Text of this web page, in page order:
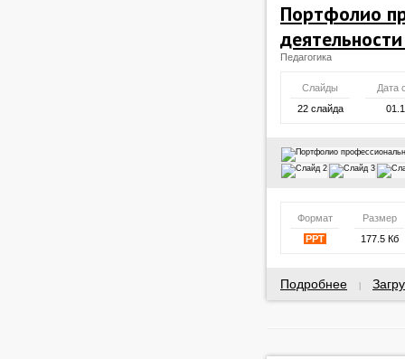
Портфолио
Педагогика
Слайды
Дата
22 слайда
Формат
Размер
PPT
177.5 Кб
Подробнее